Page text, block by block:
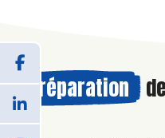
Préparation